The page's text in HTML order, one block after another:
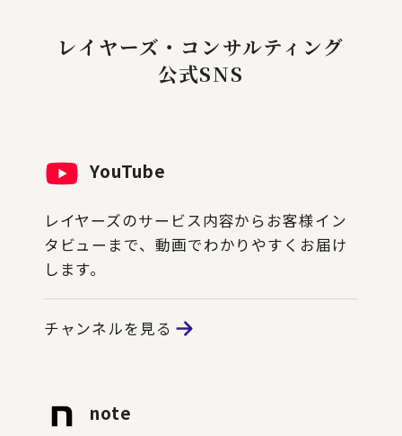
レイヤーズ・コンサルティング
公式SNS
YouTube
レイヤーズのサービス内容からお客様イン
タビューまで、動画でわかりやすくお届け
します。
チャンネルを見る
note